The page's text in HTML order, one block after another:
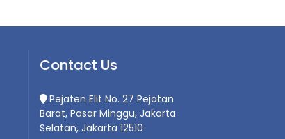
Contact Us
Pejaten Elit No. 27 Pejatan
Barat, Pasar Minggu, Jakarta
Selatan, Jakarta 12510